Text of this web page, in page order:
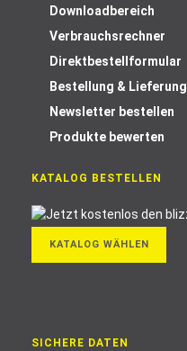
Downloadbereich
Verbrauchsrechner
Direktbestellformular
Bestellung & Lieferung
Newsletter bestellen
Produkte bewerten
KATALOG BESTELLEN
KATALOG WÄHLEN
SICHERE DATEN